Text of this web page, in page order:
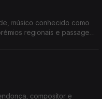
músico conhecido como
regionais e passagem
compositor e